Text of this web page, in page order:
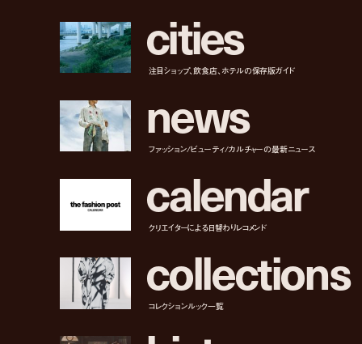
cities
注目ショップ、飲食店、ホテルの保存版ガイド
news
ファッション/ビューティ/カルチャーの最新ニュース
calendar
クリエイターによる日替わりレコメンド
collections
コレクションルック一覧